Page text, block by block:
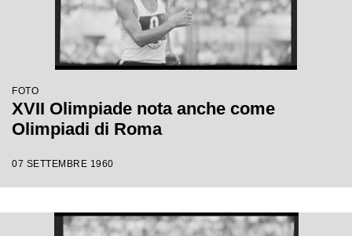
FOTO
XVII Olimpiade nota anche come
Olimpiadi di Roma
07 SETTEMBRE 1960